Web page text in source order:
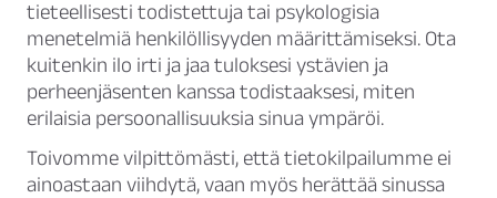
tieteellisesti todistettuja tai psykologisia
menetelmiä henkilöllisyyden määrittämiseksi. Ota
kuitenkin ilo irti ja jaa tuloksesi ystävien ja
perheenjäsenten kanssa todistaaksesi, miten
erilaisia persoonallisuuksia sinua ympäröi.
Toivomme vilpittömästi, että tietokilpailumme ei
ainoastaan viihdytä, vaan myös herättää sinussa